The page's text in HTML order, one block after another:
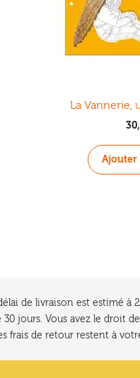
La Vannerie,
Ajouter
de livraison est estimé à
jours. Vous avez le droit
frais de retour restent à